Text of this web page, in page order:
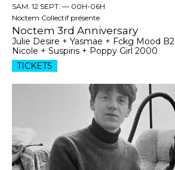
SAM. 12 SEPT. — 00H-06H
Noctem Collectif présente
Noctem 3rd Anniversary
Julie Desire + Yasmae + Fckg Mood
Nicole + Suspiris + Poppy Girl 2000
TICKETS